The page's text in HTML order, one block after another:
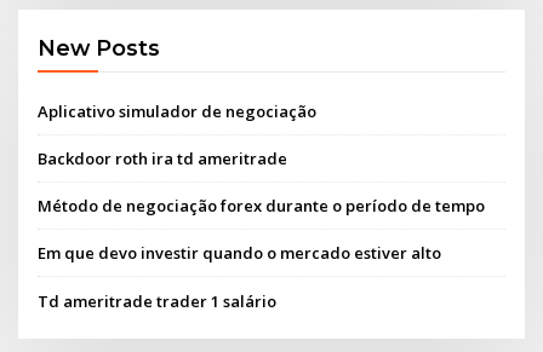
New Posts
Aplicativo simulador de negociação
Backdoor roth ira td ameritrade
Método de negociação forex durante o período de tempo
Em que devo investir quando o mercado estiver alto
Td ameritrade trader 1 salário